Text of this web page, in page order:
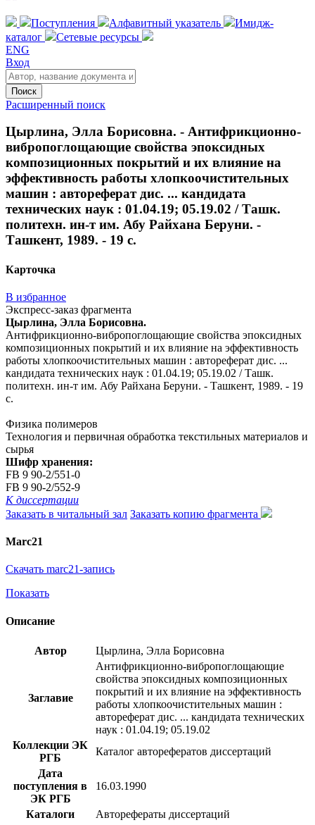
Поступления Алфавитный указатель
Имидж-
каталог
Сетевые ресурсы
ENG
Вход
Поиск
Расширенный поиск
Цырлина, Элла Борисовна. - Антифрикционно-
вибропоглощающие свойства эпоксидных
композиционных покрытий и их влияние на
эффективность работы хлопкоочистительных
машин : автореферат дис. ... кандидата
технических наук : 01.04.19; 05.19.02 / Ташк.
политехн. ин-т им. Абу Райхана Беруни. -
Ташкент, 1989. - 19 с.
Карточка
В избранное
Экспресс-заказ фрагмента
Цырлина, Элла Борисовна.
Антифрикционно-вибропоглощающие свойства эпоксидных
композиционных покрытий и их влияние на эффективность
работы хлопкоочистительных машин : автореферат дис. ...
кандидата технических наук : 01.04.19; 05.19.02 / Ташк.
политехн. ин-т им. Абу Райхана Беруни. - Ташкент, 1989. - 19
с.
Физика полимеров
Технология и первичная обработка текстильных материалов и
сырья
Шифр хранения:
FB 9 90-2/551-0
FB 9 90-2/552-9
К диссертации
Заказать в читальный зал Заказать копию фрагмента
Marc21
Скачать marc21-запись
Показать
Описание
Автор Цырлина, Элла Борисовна
Заглавие
Антифрикционно-вибропоглощающие
свойства эпоксидных композиционных
покрытий и их влияние на эффективность
работы хлопкоочистительных машин :
автореферат дис. ... кандидата технических
наук : 01.04.19; 05.19.02
Коллекции ЭК
РГБ
Каталог авторефератов диссертаций
Дата
поступления в
ЭК РГБ
16.03.1990
Каталоги
Авторефераты диссертаций